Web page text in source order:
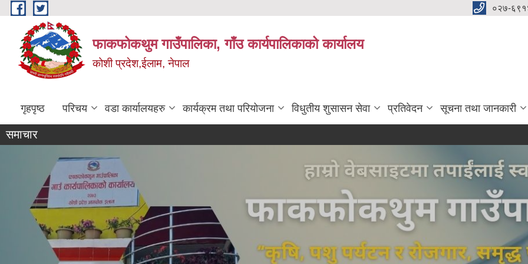
Skip to main content ०२७-
फाकफोकथुम गाउँपालिका, गाँउ कार्यपालिकाको कार्यालय
कोशी प्रदेश,ईलाम, नेपाल
गृहपृष्ठ परिचय वडा कार्यालयहरु कार्यक्रम तथा परियोजना विधुतीय शुसासन सेवा प्रतिवेदन सूचना तथा जानकारी
समाचार
१९ औ दिवसको अवसरमा गाउँपालिका
कार्यालय परिसर सरसफाइ र फुलवारि निर्माण
तथा आमचोक बजार ब्यवस्थापन समिती र
फाकफोकथुम ३, आमचोक स्थित श्री सिंहदेवी